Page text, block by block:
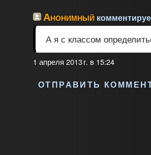
Анонимный
А я с классом
1 апреля 2013 г. в 15:24
ОТПРАВИТЬ